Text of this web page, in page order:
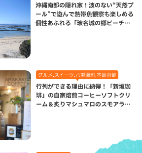
沖縄南部の隠れ家！波のない“天然プ
ール”で遊んで熱帯魚観察も楽しめる
個性あふれる「玻名城の郷ビーチ」
グルメ,スイーツ,八重瀬町,本島南部
行列ができる理由に納得！「新垣珈
琲」の自家焙煎コーヒーソフトクリ
ーム＆炙りマシュマロのスモアラテ